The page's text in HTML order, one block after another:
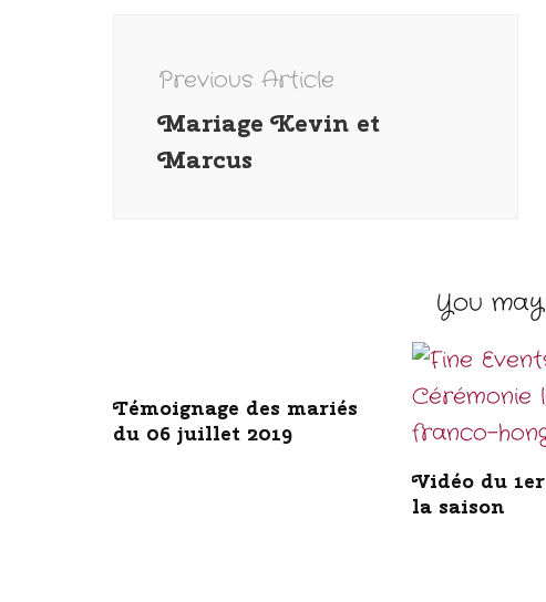
Navigation
Previous Article
Mariage Kevin et
Marcus
You may
Témoignage des mariés
du 06 juillet 2019
Vidéo du
la saison